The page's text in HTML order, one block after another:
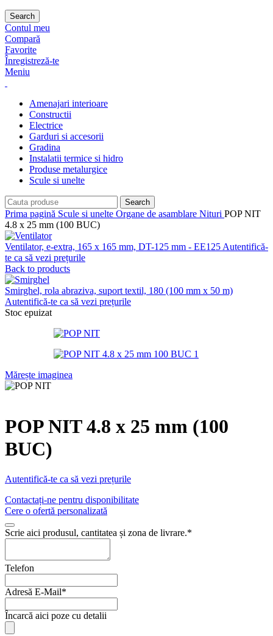
Search
Contul meu
Compară
Favorite
Înregistreză-te
Meniu
Amenajari interioare
Constructii
Electrice
Garduri si accesorii
Gradina
Instalatii termice si hidro
Produse metalurgice
Scule si unelte
Search
Prima pagină Scule si unelte Organe de asamblare Nituri POP NIT
4.8 x 25 mm (100 BUC)
Ventilator, e-extra, 165 x 165 mm, DT-125 mm - EE125 Autentifică-
te ca să vezi prețurile
Back to products
Smirghel, rola abraziva, suport textil, 180 (100 mm x 50 m)
Autentifică-te ca să vezi prețurile
Stoc epuizat
Mărește imaginea
POP NIT 4.8 x 25 mm (100
BUC)
Autentifică-te ca să vezi prețurile
Contactați-ne pentru disponibilitate
Cere o ofertă personalizată
Scrie aici produsul, cantitatea și zona de livrare.*
Telefon
Adresă E-Mail*
Încarcă aici poze cu detalii